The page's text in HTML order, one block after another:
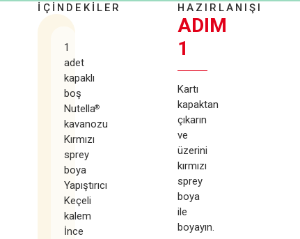
İÇİNDEKİLER
1
adet
kapaklı
boş
Nutella®
kavanozu
Kırmızı
sprey
boya
Yapıştırıcı
Keçeli
kalem
İnce
HAZIRLANIŞI
ADIM
1
Kartı
kapaktan
çıkarın
ve
üzerini
kırmızı
sprey
boya
ile
boyayın.